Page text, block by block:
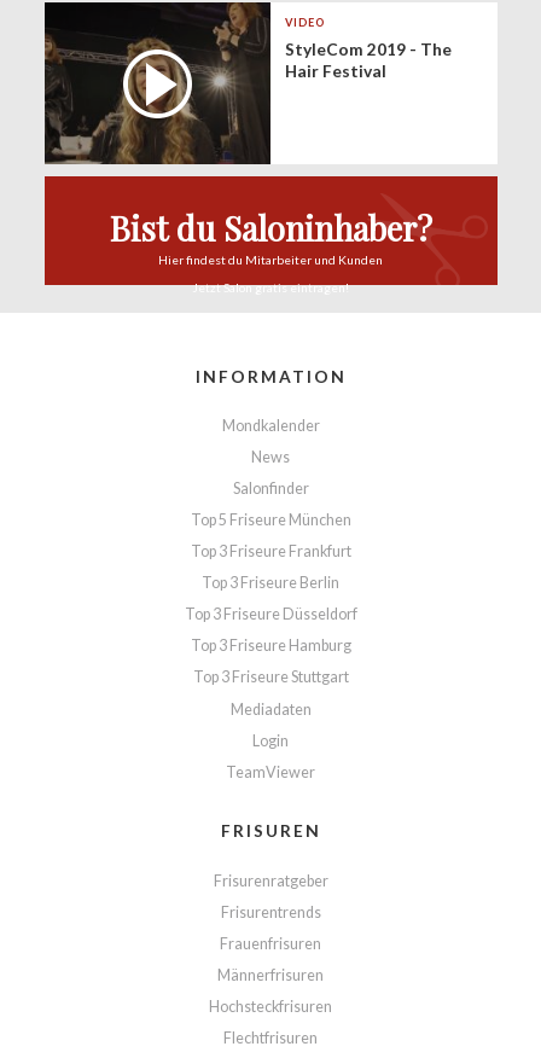
VIDEO
StyleCom 2019 - The
Hair Festival
Bist du Saloninhaber?
Hier findest du Mitarbeiter und Kunden
Jetzt Salongratis eintragen!
INFORMATION
Mondkalender
News
Salonfinder
Top 5 Friseure München
Top 3 Friseure Frankfurt
Top 3 Friseure Berlin
Top 3 Friseure Düsseldorf
Top 3 Friseure Hamburg
Top 3 Friseure Stuttgart
Mediadaten
Login
TeamViewer
FRISUREN
Frisurenratgeber
Frisurentrends
Frauenfrisuren
Männerfrisuren
Hochsteckfrisuren
Flechtfrisuren